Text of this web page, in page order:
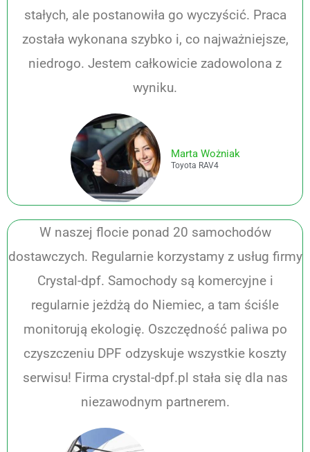
stałych, ale postanowiła go wyczyścić. Praca
została wykonana szybko i, co najważniejsze,
niedrogo. Jestem całkowicie zadowolona z
wyniku.
Marta Wożniak
Toyota RAV4
W naszej flocie ponad 20 samochodów
dostawczych. Regularnie korzystamy z usług firmy
Crystal-dpf. Samochody są komercyjne i
regularnie jeżdżą do Niemiec, a tam ściśle
monitorują ekologię. Oszczędność paliwa po
czyszczeniu DPF odzyskuje wszystkie koszty
serwisu! Firma crystal-dpf.pl stała się dla nas
niezawodnym partnerem.